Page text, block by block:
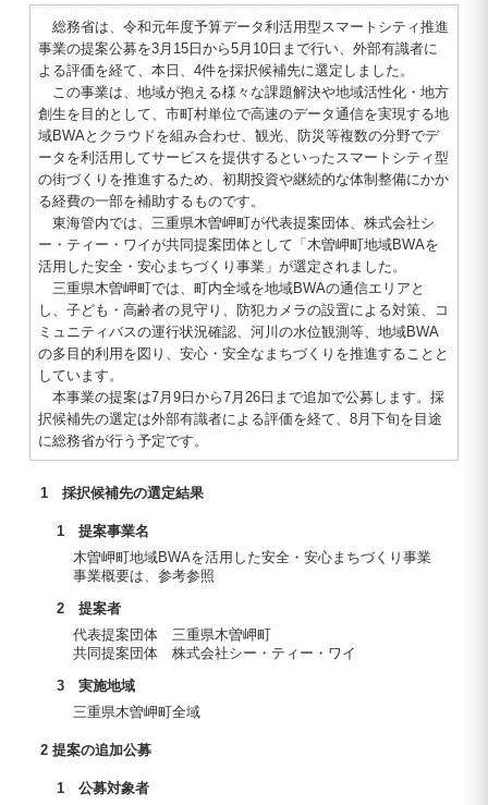
総務省は、令和元年度予算データ利活用型スマートシティ推進
事業の提案公募を3月15日から5月10日まで行い、外部有識者に
よる評価を経て、本日、4件を採択候補先に選定しました。
この事業は、地域が抱える様々な課題解決や地域活性化・地方
創生を目的として、市町村単位で高速のデータ通信を実現する地
域BWAとクラウドを組み合わせ、観光、防災等複数の分野でデ
ータを利活用してサービスを提供するといったスマートシティ型
の街づくりを推進するため、初期投資や継続的な体制整備にかか
る経費の一部を補助するものです。
東海管内では、三重県木曽岬町が代表提案団体、株式会社シ
ー・ティー・ワイが共同提案団体として
木曽岬町地域BWAを
活用した安全・安心まちづくり事業
が選定されました。
三重県木曽岬町では、町内全域を地域BWAの通信エリアと
し、子ども・高齢者の見守り、防犯カメラの設置による対策、コ
ミュニティバスの運行状況確認、河川の水位観測等、地域BWA
の多目的利用を図り、安心・安全なまちづくりを推進することと
しています。
本事業の提案は7月9日から7月26日まで追加で公募します。採
択候補先の選定は外部有識者による評価を経て、8月下旬を目途
に総務省が行う予定です。
1 採択候補先の選定結果
1 提案事業名
木曽岬町地域BWAを活用した安全・安心まちづくり事業
事業概要は、参考参照
2 提案者
代表提案団体 三重県木曽岬町
共同提案団体 株式会社シー・ティー・ワイ
3 実施地域
三重県木曽岬町全域
2 提案の追加公募
1 公募対象者